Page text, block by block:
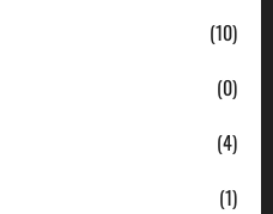
(10)
(0)
(4)
(1)